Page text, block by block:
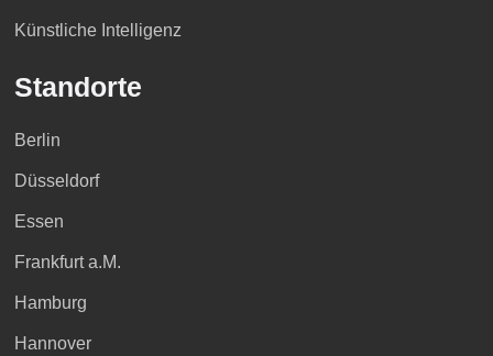
Künstliche Intelligenz
Standorte
Berlin
Düsseldorf
Essen
Frankfurt a.M.
Hamburg
Hannover